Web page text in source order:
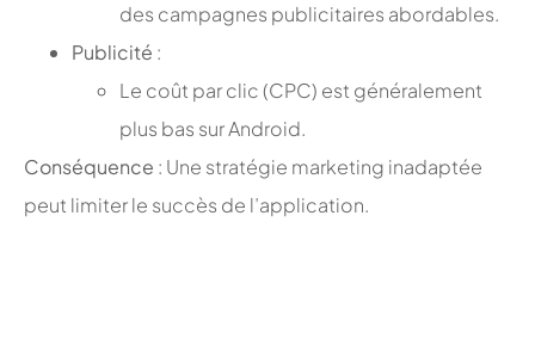
des campagnes publicitaires abordables.
Publicité :
Le coût par clic (CPC) est généralement
plus bas sur Android.
Conséquence : Une stratégie marketing inadaptée
peut limiter le succès de l’application.